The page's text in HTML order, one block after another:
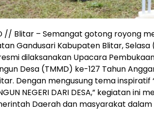
// Blitar – Semangat gotong royong
Gandusari Kabupaten Blitar,
dilaksanakan Upacara
Desa (TMMD) ke-127 Tahun
Dengan mengusung tema inspiratif
NEGERI DARI DESA,” kegiatan
Daerah dan masyarakat